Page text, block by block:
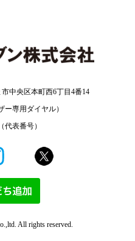
中央区本町西6丁目4番14
ー専用ダイヤル）
代表番号）
All rights reserved.